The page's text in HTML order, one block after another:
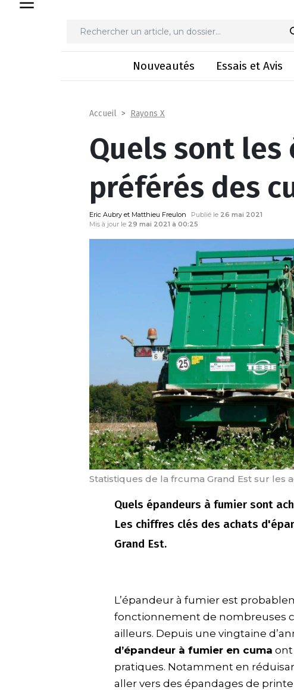
Nouveautés Essais et Avis
Quels sont les
Accueil Rayons X
Quels sont les
préférés des
Eric Aubry et Matthieu Freulon Publié le 26 mai 2021
Mis à jour le 29 mai 2021 à 00:25
Statistiques de la frcuma Grand Est sur les
Quels épandeurs à fumier sont
Les chiffres clés des achats
Grand Est.
L’épandeur à fumier est
fonctionnement de nombreuses
ailleurs. Depuis une vingtaine
d’épandeur à fumier en cuma ont
pratiques. Notamment en
aller vers des épandages de